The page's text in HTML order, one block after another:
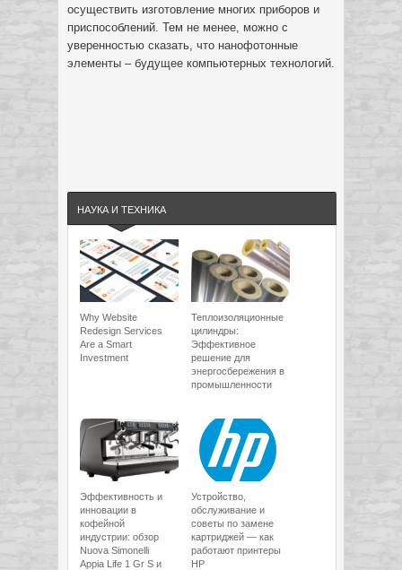
осуществить изготовление многих приборов и
приспособлений. Тем не менее, можно с
уверенностью сказать, что нанофотонные
элементы – будущее компьютерных технологий.
НАУКА И ТЕХНИКА
Why Website
Redesign Services
Are a Smart
Investment
Теплоизоляционные
цилиндры:
Эффективное
решение для
энергосбережения в
промышленности
Эффективность и
инновации в
кофейной
индустрии: обзор
Nuova Simonelli
Appia Life 1 Gr S и
Устройство,
обслуживание и
советы по замене
картриджей — как
работают принтеры
HP